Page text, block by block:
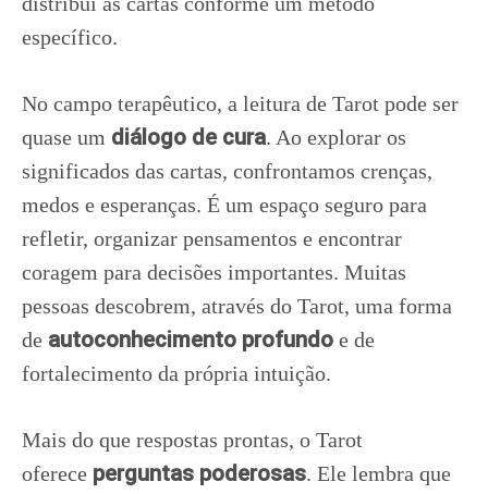
específico.
No campo terapêutico, a leitura de Tarot pode ser
quase um diálogo de cura. Ao explorar os
significados das cartas, confrontamos crenças,
medos e esperanças. É um espaço seguro para
refletir, organizar pensamentos e encontrar
coragem para decisões importantes. Muitas
pessoas descobrem, através do Tarot, uma forma
de autoconhecimento profundo e de
fortalecimento da própria intuição.
Mais do que respostas prontas, o Tarot
oferece perguntas poderosas. Ele lembra que